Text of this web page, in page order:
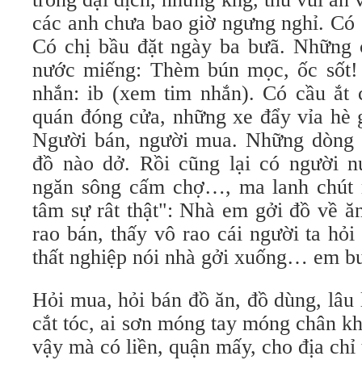
các anh chưa bao giờ ngưng nghỉ.
Có chị bầu đặt ngày ba bưã.
nước miếng: Thèm bún mọc, ốc
nhắn: ib (xem tim nhắn). Có cầu ắt
quán đóng cửa, những xe đẩy vỉa hè
Người bán, người mua. Những
đồ nào dở. Rồi cũng lại có người
ngăn sông cấm chợ…, ma lanh chút
tâm sự rât thật": Nhà em gởi đồ về
rao bán, thấy vô rao cái người ta
thất nghiệp nói nhà gởi xuống… em
Hỏi mua, hỏi bán đồ ăn, đồ dùng,
cắt tóc, ai sơn móng tay móng chân
vậy mà có liền, quận mấy, cho địa